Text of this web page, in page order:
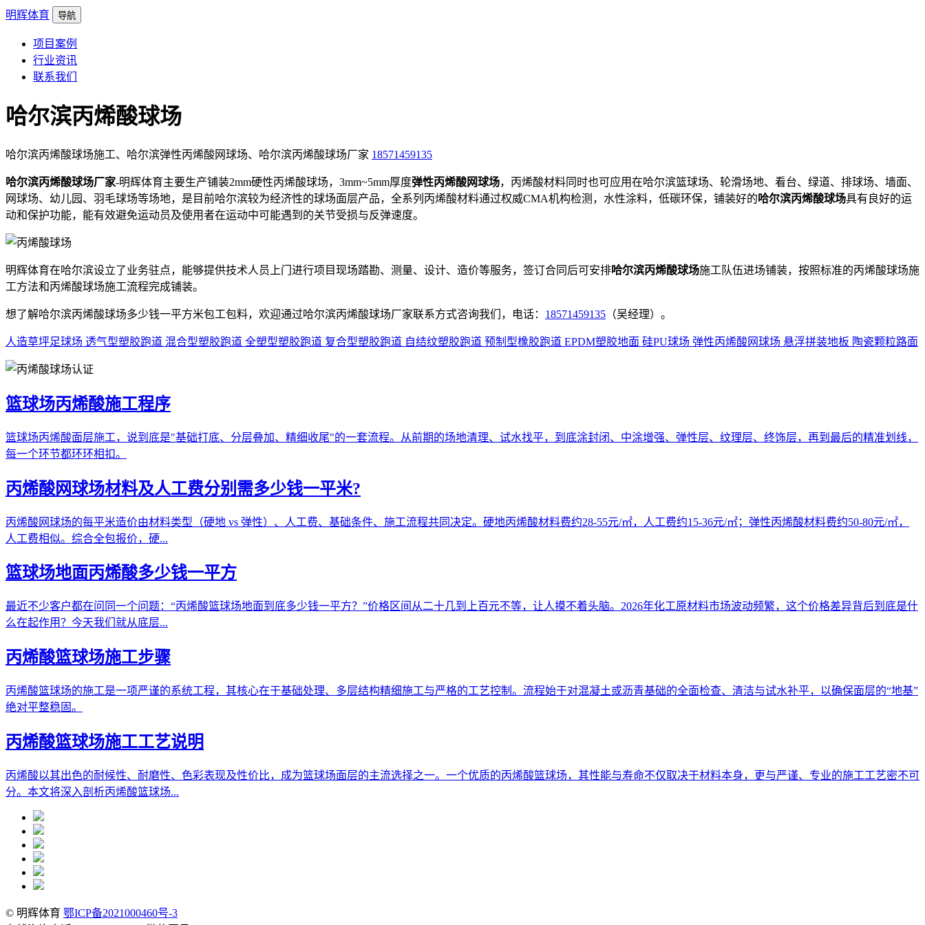
明辉体育 导航
项目案例
行业资讯
联系我们
哈尔滨丙烯酸球场
哈尔滨丙烯酸球场施工、哈尔滨弹性丙烯酸网球场、哈尔滨丙烯酸球场厂家 18571459135
哈尔滨丙烯酸球场厂家-明辉体育主要生产铺装2mm硬性丙烯酸球场，3mm~5mm厚度弹性丙烯酸网球场，丙烯酸材料同时也可应用在哈尔滨篮球场、轮滑场地、看台、绿道、排球场、墙面、
网球场、幼儿园、羽毛球场等场地，是目前哈尔滨较为经济性的球场面层产品，全系列丙烯酸材料通过权威CMA机构检测，水性涂料，低碳环保，铺装好的哈尔滨丙烯酸球场具有良好的运
动和保护功能，能有效避免运动员及使用者在运动中可能遇到的关节受损与反弹速度。
明辉体育在哈尔滨设立了业务驻点，能够提供技术人员上门进行项目现场踏勘、测量、设计、造价等服务，签订合同后可安排哈尔滨丙烯酸球场施工队伍进场铺装，按照标准的丙烯酸球场施
工方法和丙烯酸球场施工流程完成铺装。
想了解哈尔滨丙烯酸球场多少钱一平方米包工包料，欢迎通过哈尔滨丙烯酸球场厂家联系方式咨询我们，电话： 18571459135 （吴经理）。
人造草坪足球场 透气型塑胶跑道 混合型塑胶跑道 全塑型塑胶跑道 复合型塑胶跑道 自结纹塑胶跑道 预制型橡胶跑道 EPDM塑胶地面 硅PU球场 弹性丙烯酸网球场 悬浮拼装地板 陶瓷颗粒路面
篮球场丙烯酸施工程序
篮球场丙烯酸面层施工，说到底是"基础打底、分层叠加、精细收尾"的一套流程。从前期的场地清理、试水找平，到底涂封闭、中涂增强、弹性层、纹理层、终饰层，再到最后的精准划线，
每一个环节都环环相扣。
丙烯酸网球场材料及人工费分别需多少钱一平米?
丙烯酸网球场的每平米造价由材料类型（硬地 vs 弹性）、人工费、基础条件、施工流程共同决定。硬地丙烯酸材料费约28-55元/㎡，人工费约15-36元/㎡；弹性丙烯酸材料费约50-80元/㎡，
人工费相似。综合全包报价，硬...
篮球场地面丙烯酸多少钱一平方
最近不少客户都在问同一个问题：“丙烯酸篮球场地面到底多少钱一平方？”价格区间从二十几到上百元不等，让人摸不着头脑。2026年化工原材料市场波动频繁，这个价格差异背后到底是什
么在起作用？今天我们就从底层...
丙烯酸篮球场施工步骤
丙烯酸篮球场的施工是一项严谨的系统工程，其核心在于基础处理、多层结构精细施工与严格的工艺控制。流程始于对混凝土或沥青基础的全面检查、清洁与试水补平，以确保面层的“地基”
绝对平整稳固。
丙烯酸篮球场施工工艺说明
丙烯酸以其出色的耐候性、耐磨性、色彩表现及性价比，成为篮球场面层的主流选择之一。一个优质的丙烯酸篮球场，其性能与寿命不仅取决于材料本身，更与严谨、专业的施工工艺密不可
分。本文将深入剖析丙烯酸篮球场...
© 明辉体育 鄂ICP备2021000460号-3